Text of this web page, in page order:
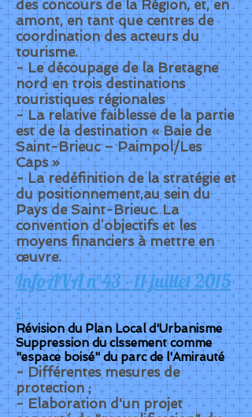
des concours de la Région, et, en
amont, en tant que centres de
coordination des acteurs du
tourisme.
- Le découpage de la Bretagne
nord en trois destinations
touristiques régionales
- La relative faiblesse de la partie
est de la destination « Baie de
Saint-Brieuc – Paimpol/Les
Caps »
- La redéfinition de la stratégie et
du positionnement,au sein du
Pays de Saint-Brieuc. La
convention d’objectifs et les
moyens financiers à mettre en
œuvre.
InfoAVA n°43 - 11 juillet 2015
:
Révision du Plan Local d'Urbanisme
Suppression du clssement comme
"espace boisé" du parc de l'Amirauté
- Différentes mesures de
protection ;
- Elaboration d'un projet